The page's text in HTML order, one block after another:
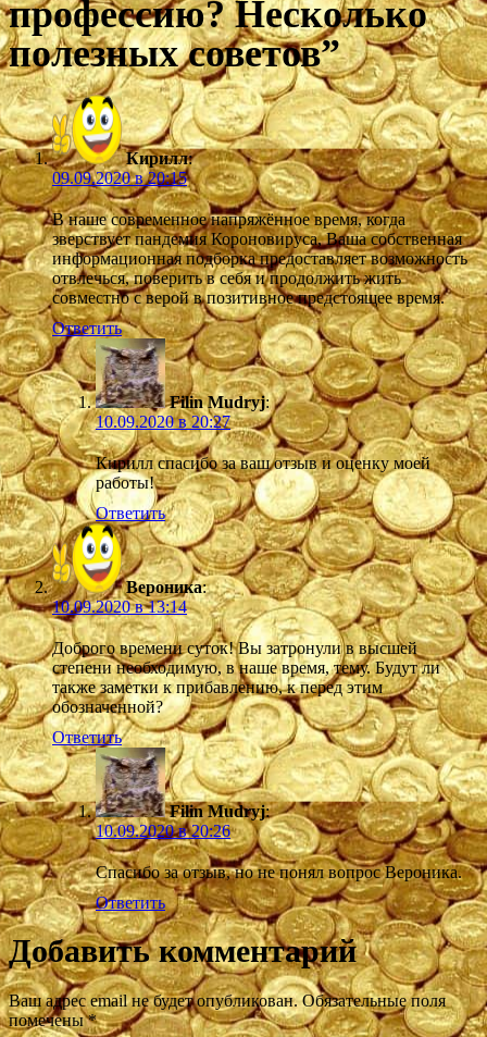
профессию? Несколько
полезных советов”
Кирилл:
09.09.2020 в 20:15
В наше современное напряжённое время, когда
зверствует пандемия Короновируса, Ваша собственная
информационная подборка предоставляет возможность
отвлечься, поверить в себя и продолжить жить
совместно с верой в позитивное предстоящее время.
Ответить
Filin Mudryj:
10.09.2020 в 20:27
Кирилл спасибо за ваш отзыв и оценку моей
работы!
Ответить
Вероника:
10.09.2020 в 13:14
Доброго времени суток! Вы затронули в высшей
степени необходимую, в наше время, тему. Будут ли
также заметки к прибавлению, к перед этим
обозначенной?
Ответить
Filin Mudryj:
10.09.2020 в 20:26
Спасибо за отзыв, но не понял вопрос Вероника.
Ответить
Добавить комментарий
Ваш адрес email не будет опубликован. Обязательные поля
помечены*